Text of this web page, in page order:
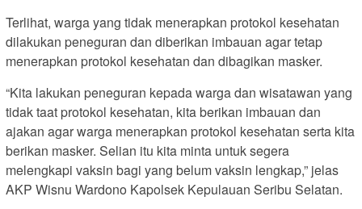
Terlihat, warga yang tidak menerapkan protokol kesehatan
dilakukan peneguran dan diberikan imbauan agar tetap
menerapkan protokol kesehatan dan dibagikan masker.
“Kita lakukan peneguran kepada warga dan wisatawan yang
tidak taat protokol kesehatan, kita berikan imbauan dan
ajakan agar warga menerapkan protokol kesehatan serta kita
berikan masker. Selian itu kita minta untuk segera
melengkapi vaksin bagi yang belum vaksin lengkap,” jelas
AKP Wisnu Wardono Kapolsek Kepulauan Seribu Selatan.